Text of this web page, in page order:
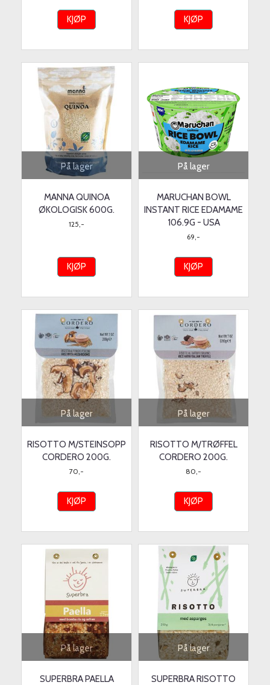
KJØP KJØP
På lager
MANNA QUINOA
ØKOLOGISK 600G.
125,-
KJØP
På lager
MARUCHAN BOWL
INSTANT RICE EDAMAME
106.9G - USA
69,-
KJØP
På lager
RISOTTO M/STEINSOPP
CORDERO 200G.
70,-
KJØP
På lager
RISOTTO M/TRØFFEL
CORDERO 200G.
80,-
KJØP
På lager
SUPERBRA PAELLA
På lager
SUPERBRA RISOTTO